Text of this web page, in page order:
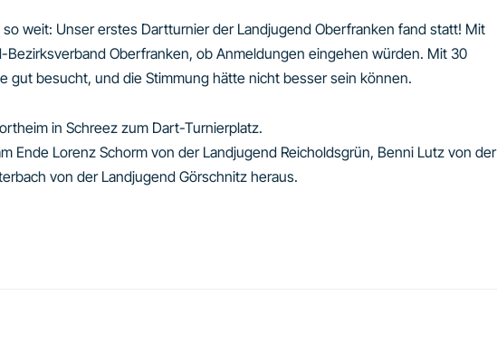
weit: Unser erstes Dartturnier der Landjugend Oberfranken fand statt! Mit
Oberfranken, ob Anmeldungen eingehen würden. Mit 30
gut besucht, und die Stimmung hätte nicht besser sein können.
in Schreez zum Dart-Turnierplatz.
Ende Lorenz Schorm von der Landjugend Reicholdsgrün, Benni Lutz von der
von der Landjugend Görschnitz heraus.